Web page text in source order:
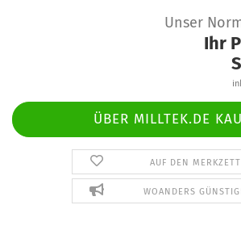
Unser
Ihr
ÜBER MILLTEK.DE
AUF DEN
WOANDERS